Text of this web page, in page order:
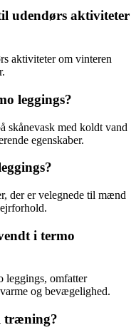
udendørs aktiviteter
aktiviteter om vinteren
leggings?
skånevask med koldt vand
egenskaber.
der er velegnede til mænd
i termo
leggings, omfatter
og bevægelighed.
træning?